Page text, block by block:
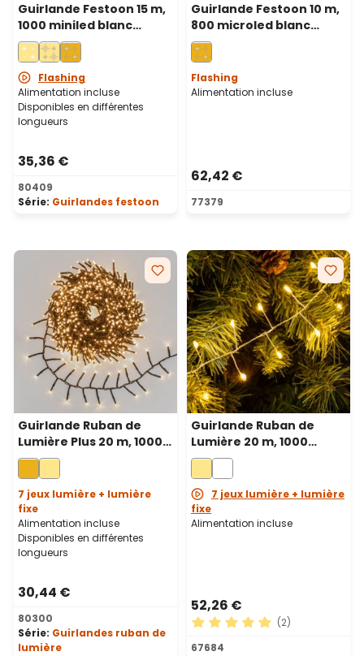
Guirlande Festoon 15 m,
1000 miniled blanc
chaud et blanc froid,
câble vert
Flashing
Alimentation incluse
Disponibles en différentes
longueurs
35,36 €
80409
Série: Guirlandes festoon
Guirlande Festoon 10 m,
800 microled blanc
chaud traditionnel et
blanc chaud, câble
métallique cuivré
Flashing
Alimentation incluse
62,42 €
77379
Guirlande Ruban de
Lumière Plus 20 m, 1000
miniled blanc extra
chaud, câble vert
7 jeux lumière + lumière
fixe
Alimentation incluse
Disponibles en différentes
longueurs
30,44 €
80300
Série: Guirlandes ruban de
lumière
Guirlande Ruban de
Lumière 20 m, 1000
microled blanc chaud,
câble métal argenté
7 jeux lumière + lumière
fixe
Alimentation incluse
52,26 €
Note moyenne de 5 sur 5
(2)
67684